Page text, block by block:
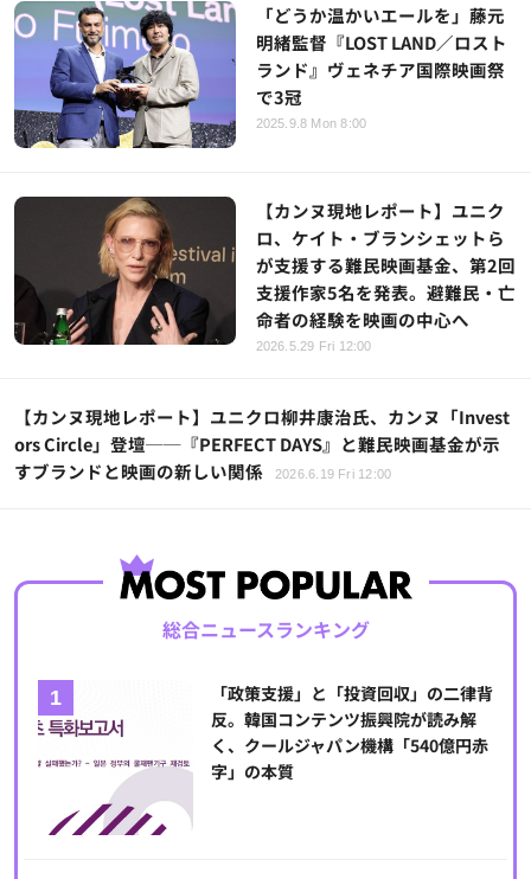
「どうか温かいエールを」藤元
明緒監督『LOST LAND／ロスト
ランド』ヴェネチア国際映画祭
で3冠
2025.9.8 Mon 8:00
【カンヌ現地レポート】ユニク
ロ、ケイト・ブランシェットら
が支援する難民映画基金、第2回
支援作家5名を発表。避難民・亡
命者の経験を映画の中心へ
2026.5.29 Fri 12:00
【カンヌ現地レポート】ユニクロ柳井康治氏、カンヌ「Invest
ors Circle」登壇──『PERFECT DAYS』と難民映画基金が示
すブランドと映画の新しい関係
2026.6.19 Fri 12:00
総合ニュースランキング
「政策支援」と「投資回収」の二律背
反。韓国コンテンツ振興院が読み解
く、クールジャパン機構「540億円赤
字」の本質